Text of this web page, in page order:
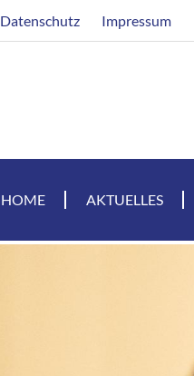
Datenschutz Impressum
HOME AKTUELLES